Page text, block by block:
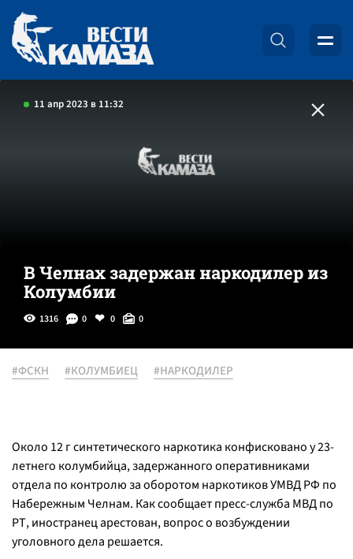
11 апр 2023 в 11:32
В Челнах задержан наркодилер из
Колумбии
1316 0 0 0
#ФСКН #КОЛУМБИЕЦ #НАРКОДИЛЕР
Около 12 г синтетического наркотика конфисковано у 23-
летнего колумбийца, задержанного оперативниками
отдела по контролю за оборотом наркотиков УМВД РФ по
Набережным Челнам. Как сообщает пресс-служба МВД по
РТ, иностранец арестован, вопрос о возбуждении
уголовного дела решается.